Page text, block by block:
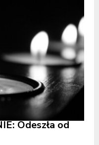
Odeszła od